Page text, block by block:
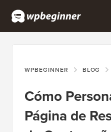
WPBEGINNER BLOG
Cómo
Página de